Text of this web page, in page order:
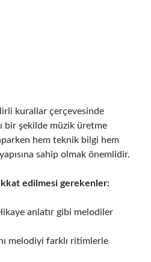
kurallar çerçevesinde
bir şekilde müzik üretme
hem teknik bilgi hem
sahip olmak önemlidir.
edilmesi gerekenler:
anlatır gibi melodiler
melodiyi farklı ritimlerle